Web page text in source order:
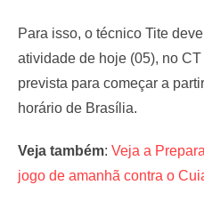
Para isso, o técnico Tite
atividade de hoje (05), no
prevista para começar a
horário de Brasília.
Veja também: Veja a
jogo de amanhã contra o